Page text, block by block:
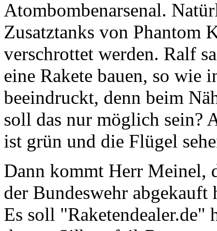
Atombombenarsenal.
Zusatztanks von Phantom
verschrottet werden. Ralf
eine Rakete bauen, so wie
beeindruckt, denn beim
soll das nur möglich sein?
ist grün und die Flügel
Dann kommt Herr Meinel,
der Bundeswehr
Es soll